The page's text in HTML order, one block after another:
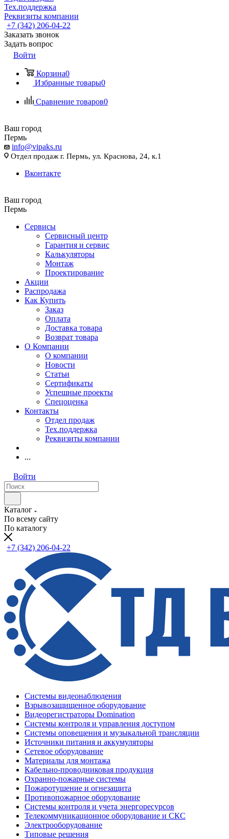
Тех.поддержка
Реквизиты компании
+7 (342) 206-04-22
Заказать звонок
Задать вопрос
Войти
Корзина0
Избранные товары0
Сравнение товаров0
Ваш город
Пермь
info@vipaks.ru
Отдел продаж г. Пермь, ул. Краснова, 24, к.1
Вконтакте
Ваш город
Пермь
Сервисы
Сервисный центр
Гарантия и сервис
Калькуляторы
Монтаж
Проектирование
Акции
Распродажа
Как Купить
Заказ
Оплата
Доставка товара
Возврат товара
О Компании
О компании
Новости
Статьи
Сертификаты
Успешные проекты
Спецоценка
Контакты
Отдел продаж
Тех.поддержка
Реквизиты компании
...
Войти
Каталог
По всему сайту
По каталогу
+7 (342) 206-04-22
Системы видеонаблюдения
Взрывозащищенное оборудование
Видеорегистраторы Domination
Системы контроля и управления доступом
Системы оповещения и музыкальной трансляции
Источники питания и аккумуляторы
Сетевое оборудование
Материалы для монтажа
Кабельно-проводниковая продукция
Охранно-пожарные системы
Пожаротушение и огнезащита
Противопожарное оборудование
Системы контроля и учета энергоресурсов
Телекоммуникационное оборудование и СКС
Электрооборудование
Типовые решения